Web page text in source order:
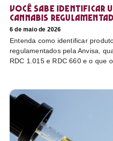
Você sabe identificar
cannabis
6 de maio de 2026
Entenda como identificar
regulamentados pela Anvisa,
RDC 1.015 e RDC 660 e o que